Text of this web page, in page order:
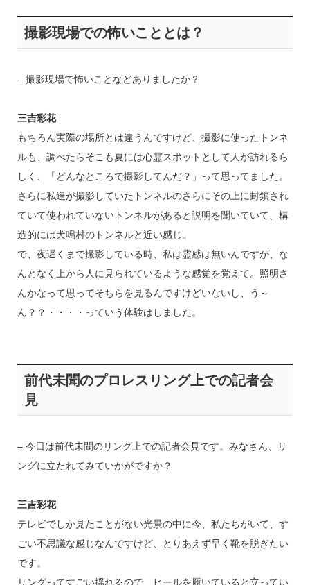
撮影現場での怖いこととは？
– 撮影現場で怖いことなどありましたか？
三吉彩花
もちろん実際の場所とは違うんですけど、撮影に使ったトンネ
ルも、調べたらそこも夏には心霊スポットとして人が訪れるら
しく、「どんなところで撮影してんだ？」って思ってました。
さらに私達が撮影していたトンネルのさらにその上に封鎖され
ていて使われていないトンネルがあると説明を聞いていて、構
造的には犬鳴村のトンネルと近い感じ。
で、夜遅くまで撮影している時、私は霊感は無いんですが、な
んとなく上から人に見られているような感覚を覚えて。照明さ
んかなって思ってそちらを見るんですけどいないし、う～
ん？？・・・・っていう体験はしました。
前代未聞のプロレスリング上での記者会
見
– 今日は前代未聞のリング上での記者会見です。みなさん、リ
ングに立たれてみていかがですか？
三吉彩花
テレビでしか見たことがない光景の中に今、私たちがいて、す
ごい不思議な感じなんですけど、とりあえず早く靴を脱ぎたい
です。
リングってすごい揺れるので、ヒールを履いていると立ってい